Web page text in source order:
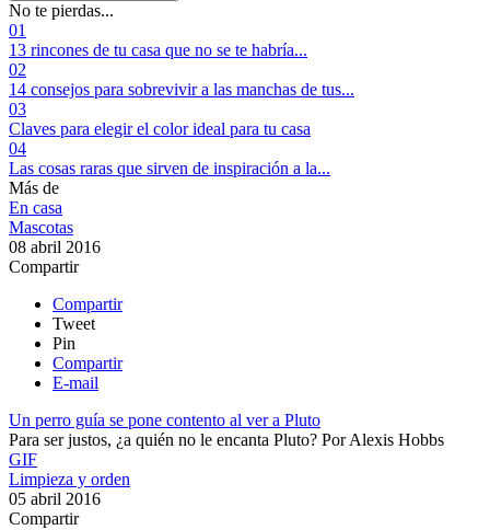
No te pierdas...
01
13 rincones de tu casa que no se te habría...
02
14 consejos para sobrevivir a las manchas de tus...
03
Claves para elegir el color ideal para tu casa
04
Las cosas raras que sirven de inspiración a la...
Más de
En casa
Mascotas
08 abril 2016
Compartir
Compartir
Tweet
Pin
Compartir
E-mail
Un perro guía se pone contento al ver a Pluto
Para ser justos, ¿a quién no le encanta Pluto? PorAlexis Hobbs
GIF
Limpieza y orden
05 abril 2016
Compartir